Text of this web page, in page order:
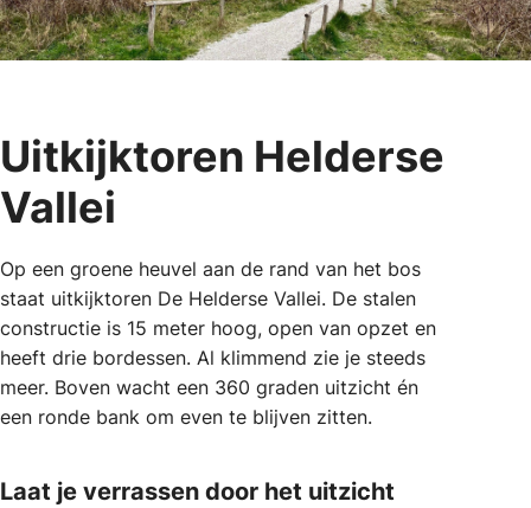
Uitkijktoren Helderse
Vallei
Op een groene heuvel aan de rand van het bos
staat uitkijktoren De Helderse Vallei. De stalen
constructie is 15 meter hoog, open van opzet en
heeft drie bordessen. Al klimmend zie je steeds
meer. Boven wacht een 360 graden uitzicht én
een ronde bank om even te blijven zitten.
Laat je verrassen door het uitzicht